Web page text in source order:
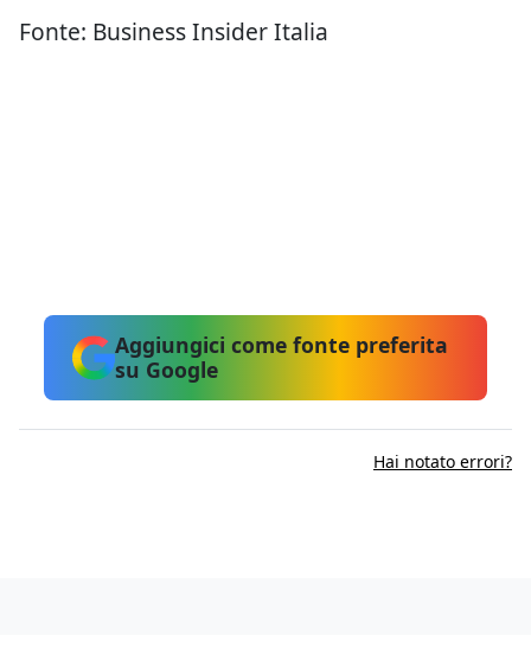
Fonte: Business Insider Italia
Aggiungici come fonte preferita
su Google
Hai notato errori?